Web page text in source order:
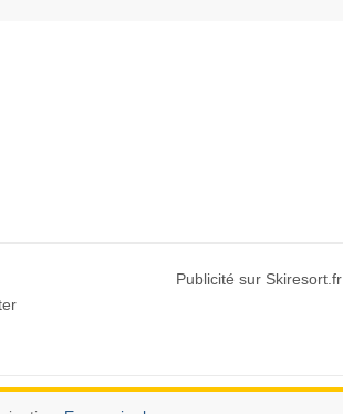
Publicité sur Skiresort.fr